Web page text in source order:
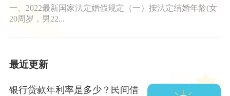
一、2022最新国家法定婚假规定（一）按法定结婚年龄(女
20周岁，男22...
最近更新
银行贷款年利率是多少？民间借